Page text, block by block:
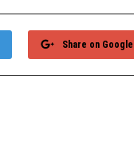
Share on